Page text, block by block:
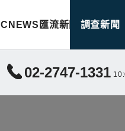
CNEWS匯流新聞 調查新聞
02-2747-1331